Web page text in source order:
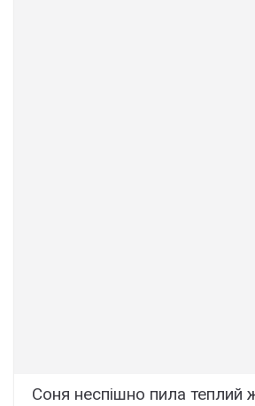
Соня неспішно пила теплий